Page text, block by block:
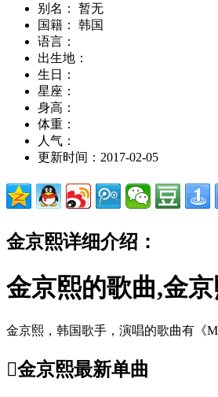
别名： 暂无
国籍： 韩国
语言：
出生地：
生日：
星座：
身高：
体重：
人气：
更新时间：2017-02-05
金京熙详细介绍：
金京熙的歌曲,金
金京熙，韩国歌手，演唱的歌曲有《
金京熙最新单曲